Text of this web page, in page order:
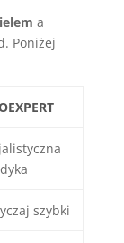
a
Poniżej
szybki